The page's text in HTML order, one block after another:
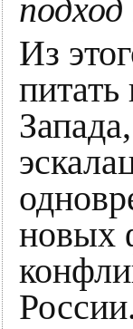
Из
новых